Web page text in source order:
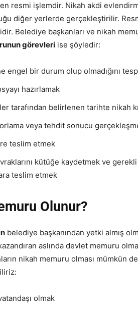
resmi işlemdir. Nikah akdi
diğer yerlerde gerçekleştirilir.
Belediye başkanları ve nikah
görevleri ise şöyledir:
engel bir durum olup olmadığını
hazırlamak
tarafından belirlenen tarihte nikah
veya tehdit sonucu
teslim etmek
kütüğe kaydetmek ve
teslim etmek
Olunur?
belediye başkanından yetki almış
aslında devlet memuru
nikah memuru olması mümkün
olmak